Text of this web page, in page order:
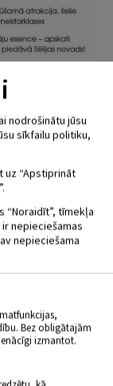
nodrošinātu jūsu
sīkfailu politiku,
uz “Apstiprināt
“Noraidīt”, tīmekļa
nepieciešamas
nepieciešama
Bez obligātajām
izmantot.